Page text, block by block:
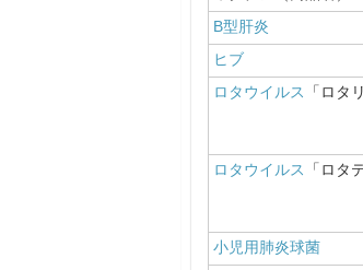
B型肝炎
ヒブ
ロタウイルス
「ロタ
ロタウイルス 「ロタ
小児用肺炎球菌